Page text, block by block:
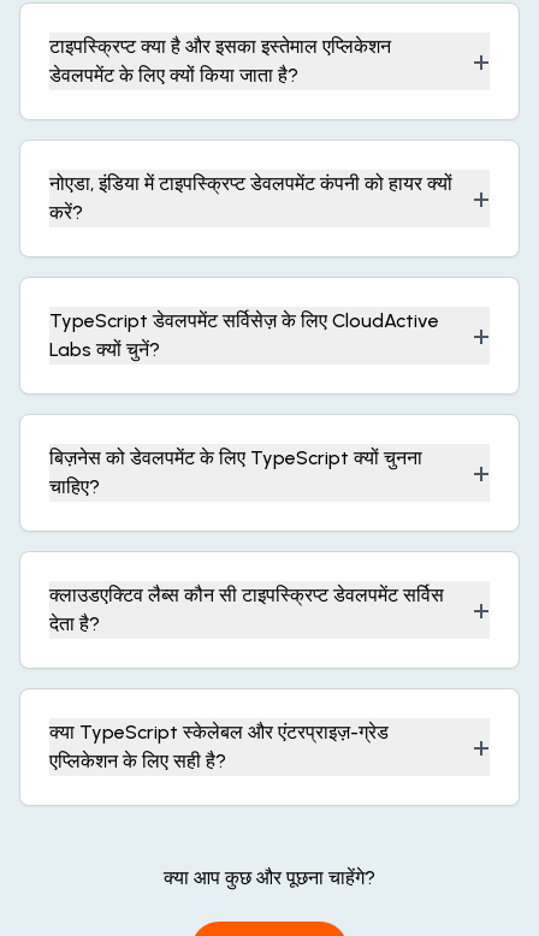
टाइपस्क्रिप्ट क्या है और इसका इस्तेमाल एप्लिकेशन
डेवलपमेंट के लिए क्यों किया जाता है?
+
नोएडा, इंडिया में टाइपस्क्रिप्ट डेवलपमेंट कंपनी को हायर क्यों
करें?
+
TypeScript डेवलपमेंट सर्विसेज़ के लिए CloudActive
Labs क्यों चुनें?
+
बिज़नेस को डेवलपमेंट के लिए TypeScript क्यों चुनना
चाहिए?
+
क्लाउडएक्टिव लैब्स कौन सी टाइपस्क्रिप्ट डेवलपमेंट सर्विस
देता है?
+
क्या TypeScript स्केलेबल और एंटरप्राइज़-ग्रेड
एप्लिकेशन के लिए सही है?
+
क्या आप कुछ और पूछना चाहेंगे?